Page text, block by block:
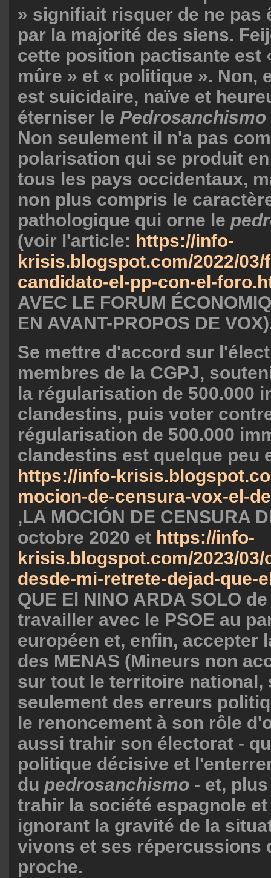
» signifiait risquer de ne pas
par la majorité des siens.
cette position pactisante est
mûre » et « politique ». Non,
est suicidaire, naïve et
éterniser le Pedrosanchismo
Non seulement il n'a pas
polarisation qui se produit
tous les pays occidentaux,
non plus compris le
pathologique qui orne le
(voir l'article: https://info-
krisis.blogspot.com/2022/
candidato-el-pp-con-el-
AVEC LE FORUM
EN AVANT-PROPOS DE
Se mettre d'accord sur
membres de la CGPJ,
la régularisation de 500.000
clandestins, puis voter
régularisation de 500.000
clandestins est quelque peu
https://info-
mocion-de-censura-vox-el-
,LA MOCIÓN DE CENSURA
octobre 2020 et https://info-
krisis.blogspot.com/2023/
desde-mi-retrete-dejad-que-
QUE El NINO ARDA SOLO
travailler avec le PSOE au
européen et, enfin, accepter
des MENAS (Mineurs non
sur tout le territoire national,
seulement des erreurs
le renoncement à son rôle
aussi trahir son électorat -
politique décisive et
du pedrosanchismo - et,
trahir la société espagnole
ignorant la gravité de la
vivons et ses répercussions
proche.